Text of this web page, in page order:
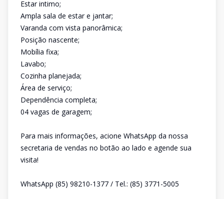
Estar intimo;
Ampla sala de estar e jantar;
Varanda com vista panorâmica;
Posição nascente;
Mobília fixa;
Lavabo;
Cozinha planejada;
Área de serviço;
Dependência completa;
04 vagas de garagem;
Para mais informações, acione WhatsApp da nossa
secretaria de vendas no botão ao lado e agende sua
visita!
WhatsApp (85) 98210-1377 / Tel.: (85) 3771-5005